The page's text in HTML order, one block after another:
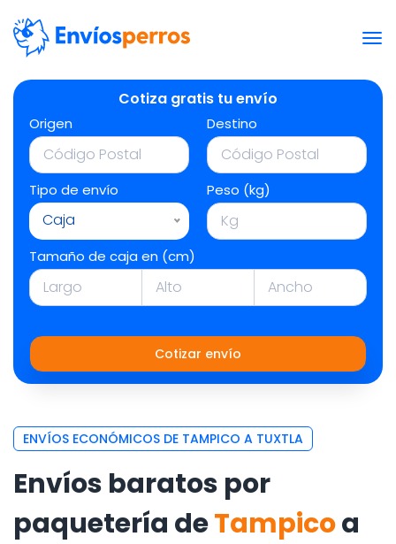
Cotiza gratis tu envío
Origen Destino
Tipo de envío
Caja
Peso (kg)
Tamaño de caja en (cm)
Cotizar envío
ENVÍOS ECONÓMICOS DE TAMPICO A TUXTLA
Envíos baratos por
paquetería deTampicoa